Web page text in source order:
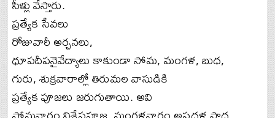
సీళ్లు వేస్తారు.
ప్రత్యేక సేవలు
రోజువారీ అర్చనలు,
ధూపదీపనైవేద్యాలు కాకుండా సోమ, మంగళ, బుధ,
గురు, శుక్రవారాల్లో తిరుమల వాసుడికి
ప్రత్యేక పూజలు జరుగుతాయి. అవి